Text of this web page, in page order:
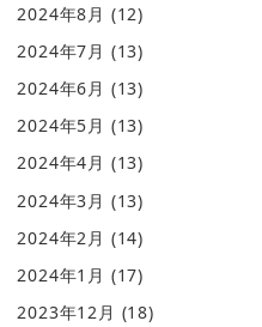
2024年8月 (12)
2024年7月 (13)
2024年6月 (13)
2024年5月 (13)
2024年4月 (13)
2024年3月 (13)
2024年2月 (14)
2024年1月 (17)
2023年12月 (18)